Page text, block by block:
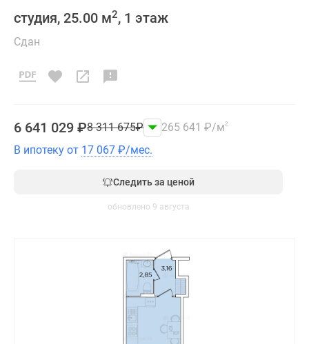
студия, 25.00 м2, 1 этаж
Сдан
6 641 029 ₽8 311 675₽ 265 641 ₽/м2
В ипотеку от 17 067 ₽/мес.
Следить за ценой
обновлено 9 августа